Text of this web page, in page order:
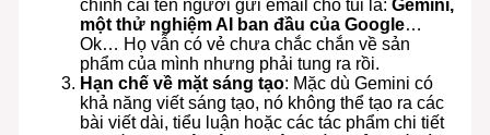
chính cái tên người gửi email cho tui là: Gemini,
một thử nghiệm AI ban đầu của Google…
Ok… Họ vẫn có vẻ chưa chắc chắn về sản
phẩm của mình nhưng phải tung ra rồi.
Hạn chế về mặt sáng tạo: Mặc dù Gemini có
khả năng viết sáng tạo, nó không thể tạo ra các
bài viết dài, tiểu luận hoặc các tác phẩm chi tiết